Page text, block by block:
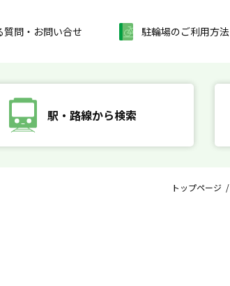
質問・お問い合せ 駐輪場のご利用方法
駅・路線から検索
トップページ /